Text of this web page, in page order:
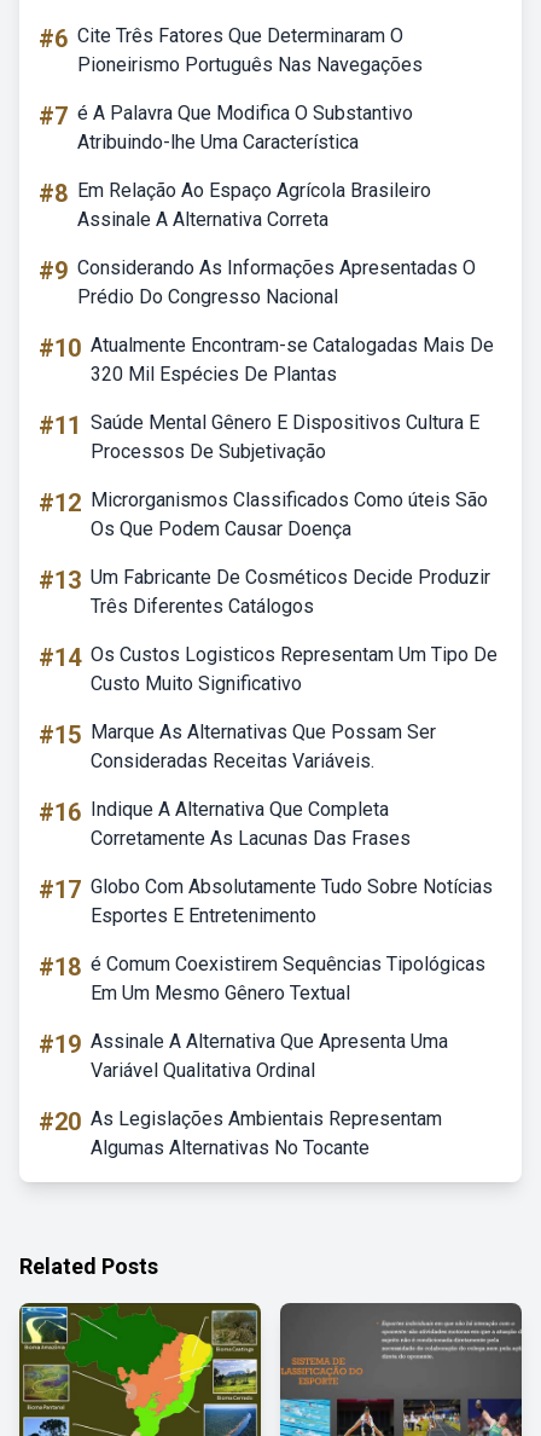
#6 Cite Três Fatores Que Determinaram O
Pioneirismo Português Nas Navegações
#7 é A Palavra Que Modifica O Substantivo
Atribuindo-lhe Uma Característica
#8 Em Relação Ao Espaço Agrícola Brasileiro
Assinale A Alternativa Correta
#9 Considerando As Informações Apresentadas O
Prédio Do Congresso Nacional
#10 Atualmente Encontram-se Catalogadas Mais De
320 Mil Espécies De Plantas
#11 Saúde Mental Gênero E Dispositivos Cultura E
Processos De Subjetivação
#12 Microrganismos Classificados Como úteis São
Os Que Podem Causar Doença
#13 Um Fabricante De Cosméticos Decide Produzir
Três Diferentes Catálogos
#14 Os Custos Logisticos Representam Um Tipo De
Custo Muito Significativo
#15 Marque As Alternativas Que Possam Ser
Consideradas Receitas Variáveis.
#16 Indique A Alternativa Que Completa
Corretamente As Lacunas Das Frases
#17 Globo Com Absolutamente Tudo Sobre Notícias
Esportes E Entretenimento
#18 é Comum Coexistirem Sequências Tipológicas
Em Um Mesmo Gênero Textual
#19 Assinale A Alternativa Que Apresenta Uma
Variável Qualitativa Ordinal
#20 As Legislações Ambientais Representam
Algumas Alternativas No Tocante
Related Posts